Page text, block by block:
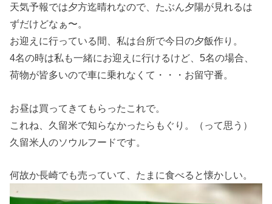
天気予報では夕方迄晴れなので、たぶん夕陽が見れるは
ずだけどなぁ〜。
お迎えに行っている間、私は台所で今日の夕飯作り。
4名の時は私も一緒にお迎えに行けるけど、5名の場合、
荷物が皆多いので車に乗れなくて・・・お留守番。
お昼は買ってきてもらったこれで。
これね、久留米で知らなかったらもぐり。（って思う）
久留米人のソウルフードです。
何故か長崎でも売っていて、たまに食べると懐かしい。